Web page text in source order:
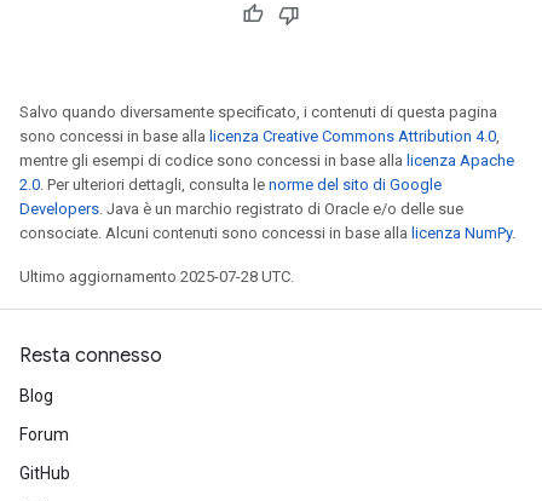
Salvo quando diversamente specificato, i contenuti di questa pagina
sono concessi in base alla licenza Creative Commons Attribution 4.0,
mentre gli esempi di codice sono concessi in base alla licenza Apache
2.0. Per ulteriori dettagli, consulta le norme del sito di Google
Developers. Java è un marchio registrato di Oracle e/o delle sue
consociate. Alcuni contenuti sono concessi in base alla licenza NumPy.
Ultimo aggiornamento 2025-07-28 UTC.
Resta connesso
Blog
Forum
GitHub